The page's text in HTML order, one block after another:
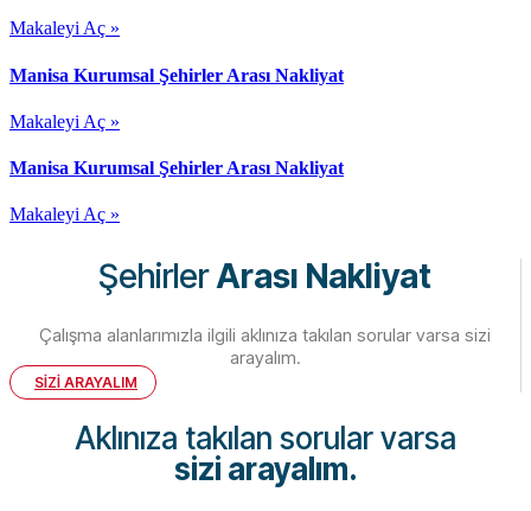
Makaleyi Aç »
Manisa Kurumsal Şehirler Arası Nakliyat
Makaleyi Aç »
Manisa Kurumsal Şehirler Arası Nakliyat
Makaleyi Aç »
ŞehirlerArası Nakliyat
Çalışma alanlarımızla ilgili aklınıza takılan sorular varsa sizi
arayalım.
SİZİ ARAYALIM
Aklınıza takılan sorular varsa
sizi arayalım.